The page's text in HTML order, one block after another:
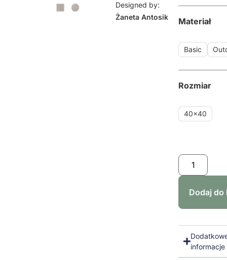
Designed by:
Żaneta Antosik
Materiał
Basic
Rozmiar
40x40
Dodaj do
informacje